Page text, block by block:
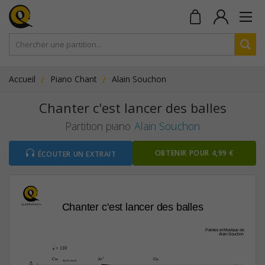
Accueil Piano Chant Alain Souchon
Chanter c'est lancer des balles
Partition piano Alain Souchon
ÉCOUTER UN EXTRAIT OBTENIR POUR 4,99 €
Chanter c'est lancer des balles
Paroles et Musique de
Alain Souchon
C‹ A¨7 C‹
q = 110
4e fois tacet